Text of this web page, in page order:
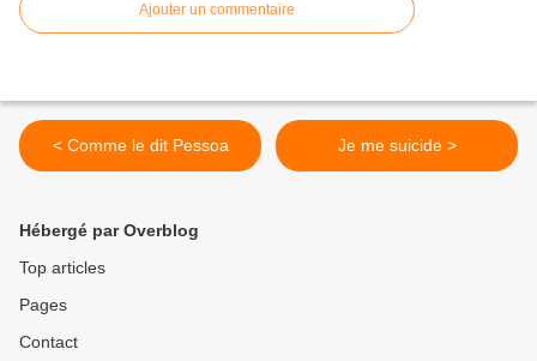
Ajouter un commentaire
< Comme le dit Pessoa Je me suicide >
Hébergé par Overblog
Top articles
Pages
Contact